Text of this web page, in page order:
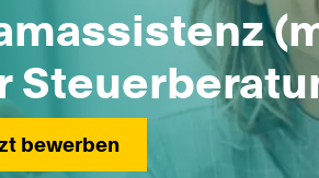
bewerben